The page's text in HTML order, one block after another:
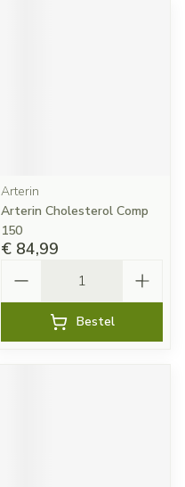
Arterin
Arterin Cholesterol Comp
150
€ 84,99
Bestel